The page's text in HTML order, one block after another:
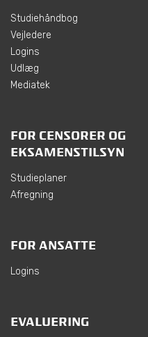
Studiehåndbog
Vejledere
Logins
Udlæg
Mediatek
FOR CENSORER OG
EKSAMENSTILSYN
Studieplaner
Afregning
FOR ANSATTE
Logins
EVALUERING